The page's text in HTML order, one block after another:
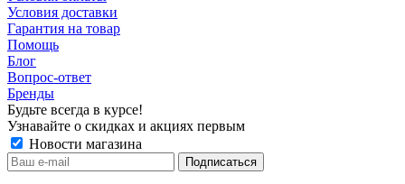
Условия доставки
Гарантия на товар
Помощь
Блог
Вопрос-ответ
Бренды
Будьте всегда в курсе!
Узнавайте о скидках и акциях первым
Новости магазина